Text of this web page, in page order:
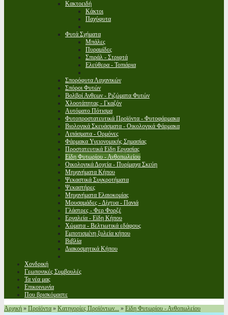
Κακτοειδή
Κάκτοι
Παχύφυτα
Φυτά Σχήματα
Μπάλες
Πυραμίδες
Σπιράλ - Στριφτά
Ελεύθερα - Τοπιάρια
Σπορόφυτα Λαχανικών
Σπόροι Φυτών
Βολβοί Ανθεων - Ριζώματα Φυτών
Χλοοτάπητας - Γκαζόν
Αυτόματο Πότισμα
Φυτοπροστατευτικά Προϊόντα - Φυτοφάρμακα
Βιολογικά Σκευάσματα - Οικολογικά Φάρμακα
Λιπάσματα - Ορμόνες
Φάρμακα Υγειονομικής Σημασίας
Προστατευτικά Είδη Εργασίας
Είδη Φυτωρίου - Ανθοπωλείου
Οικολογικά Δοχεία - Πυρίμαχα Σκεύη
Μηχανήματα Κήπου
Ψεκαστικά Συγκροτήματα
Ψεκαστήρες
Μηχανήματα Ελαιοκομίας
Μουσαμάδες - Δίχτυα - Πανιά
Γλάστρες - Φερ Φορζέ
Εργαλεία - Είδη Κήπου
Χώματα - Βελτιωτικά εδάφους
Εμποτισμένη ξυλεία κήπου
Βιβλία
Διακοσμητικά Κήπου
Χονδρική
Γεωπονικές Συμβουλές
Τα νέα μας
Επικοινωνία
Που βρισκόμαστε
Αρχική » Προϊόντα » Κατηγορίες Προϊόντων... » Είδη Φυτωρίου - Ανθοπωλείου